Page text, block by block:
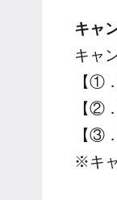
キャ
キャ
【①
【②
【③
※キ